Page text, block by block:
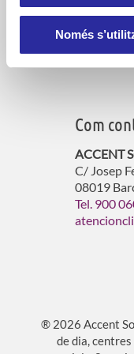
Només
Serveis
Gestió
Atenció a
Com
ACCENT
C/ Josep
08019
Tel. 900
® 2026 Accent
de dia,